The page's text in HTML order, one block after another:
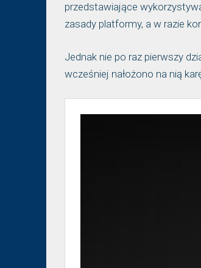
przedstawiające
zasady platformy, a w razie
Jednak nie po raz pierwszy
wcześniej nałożono na nią